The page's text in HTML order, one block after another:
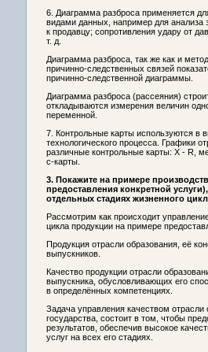
6. Диаграмма разброса применяется
видами данных, например для
к продавцу; сопротивления удару от
т. д.
Диаграмма разброса, так же как и
причинно-следственных связей
причинно-следственной диаграммы.
Диаграмма разброса (рассеяния)
откладываются измерения величин
переменной.
7. Контрольные карты используются в
технологического процесса. Графики
различные контрольные карты: X - R,
с-карты.
3. Покажите на примере
предоставления конкретной
отдельных стадиях жизненного
Рассмотрим как происходит
цикла продукции на примере
Продукция отрасли образования, её
выпускников.
Качество продукции отрасли
выпускника, обусловливающих его
в определённых компетенциях.
Задача управления качеством
государства, состоит в том, чтобы
результатов, обеспечив высокое
услуг на всех его стадиях.